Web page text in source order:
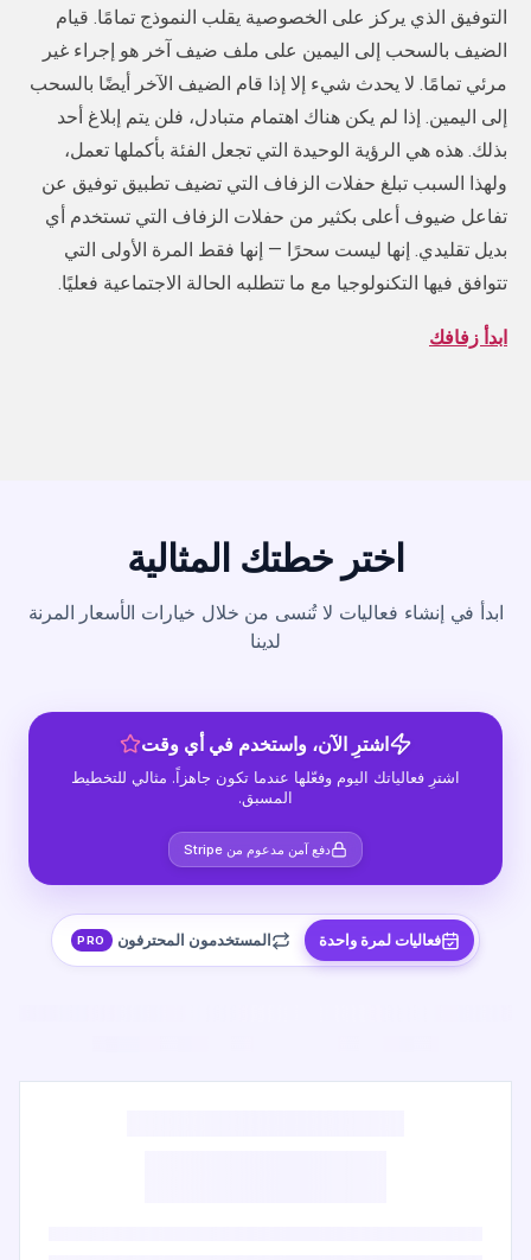
التوفيق الذي يركز على الخصوصية يقلب النموذج تمامًا. قيام
الضيف بالسحب إلى اليمين على ملف ضيف آخر هو إجراء غير
مرئي تمامًا. لا يحدث شيء إلا إذا قام الضيف الآخر أيضًا بالسحب
إلى اليمين. إذا لم يكن هناك اهتمام متبادل، فلن يتم إبلاغ أحد
بذلك. هذه هي الرؤية الوحيدة التي تجعل الفئة بأكملها تعمل،
ولهذا السبب تبلغ حفلات الزفاف التي تضيف تطبيق توفيق عن
تفاعل ضيوف أعلى بكثير من حفلات الزفاف التي تستخدم أي
بديل تقليدي. إنها ليست سحرًا — إنها فقط المرة الأولى التي
تتوافق فيها التكنولوجيا مع ما تتطلبه الحالة الاجتماعية فعليًا.
ابدأ زفافك
اختر خطتك المثالية
ابدأ في إنشاء فعاليات لا تُنسى من خلال خيارات الأسعار المرنة
لدينا
اشترِ الآن، واستخدم في أي وقت
اشترِ فعالياتك اليوم وفعّلها عندما تكون جاهزاً. مثالي للتخطيط
المسبق.
دفع آمن مدعوم من Stripe
فعاليات لمرة واحدة المستخدمون المحترفون PRO